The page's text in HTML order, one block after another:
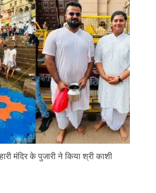
मंदिर के पुजारी ने किया श्री काशी